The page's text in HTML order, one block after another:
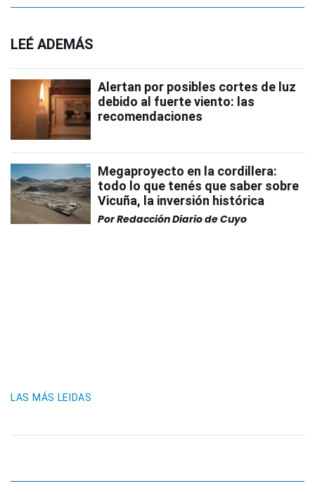
LEÉ ADEMÁS
Alertan por posibles cortes de luz
debido al fuerte viento: las
recomendaciones
Megaproyecto en la cordillera:
todo lo que tenés que saber sobre
Vicuña, la inversión histórica
PorRedacción Diario de Cuyo
LAS MÁS LEIDAS